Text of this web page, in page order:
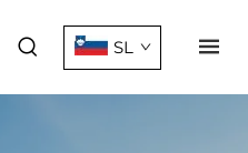
SL